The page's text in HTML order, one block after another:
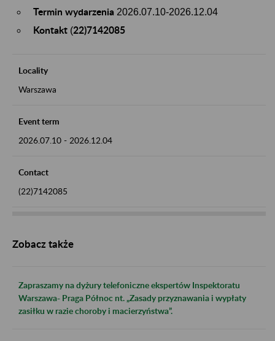
Termin wydarzenia 2026.07.10-2026.12.04
Kontakt (22)7142085
Locality
Warszawa
Event term
2026.07.10 - 2026.12.04
Contact
(22)7142085
Zobacz także
Zapraszamy na dyżury telefoniczne ekspertów Inspektoratu
Warszawa- Praga Północ nt. „Zasady przyznawania i wypłaty
zasiłku w razie choroby i macierzyństwa”.